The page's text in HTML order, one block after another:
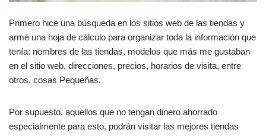
Primero hice una búsqueda en los sitios web de las tiendas y
armé una hoja de cálculo para organizar toda la información que
tenía: nombres de las tiendas, modelos que más me gustaban
en el sitio web, direcciones, precios, horarios de visita, entre
otros. cosas Pequeñas.
Por supuesto, aquellos que no tengan dinero ahorrado
especialmente para esto, podrán visitar las mejores tiendas